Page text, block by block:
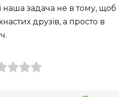
наша задача не в тому, щоб
друзів, а просто в